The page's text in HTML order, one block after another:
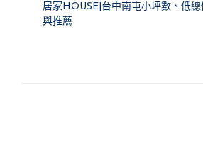
居家HOUSE|台中南屯小坪數、低
與推薦